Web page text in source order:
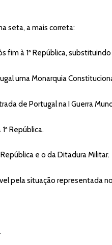
seta, a mais correta:
fim à 1ª República,
uma Monarquia
de Portugal na I Guerra
República.
e o da Ditadura Militar.
pela situação representada